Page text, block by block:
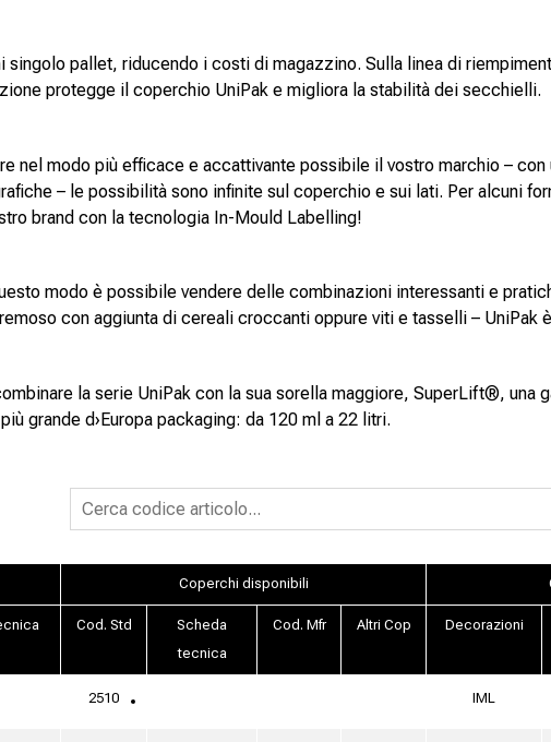
pallet, riducendo i costi di magazzino. Sulla linea di
protegge il coperchio UniPak e migliora la stabilità dei secchielli.
modo più efficace e accattivante possibile il vostro marchio – con
– le possibilità sono infinite sul coperchio e sui lati. Per alcuni
brand con la tecnologia In-Mould Labelling!
modo è possibile vendere delle combinazioni interessanti e
con aggiunta di cereali croccanti oppure viti e tasselli – UniPak
la serie UniPak con la sua sorella maggiore, SuperLift®, una
grande d›Europa packaging: da 120 ml a 22 litri.
Coperchi disponibili
Cod. Std
Scheda
tecnica
Cod. Mfr Altri Cop Decorazioni
2510 IML